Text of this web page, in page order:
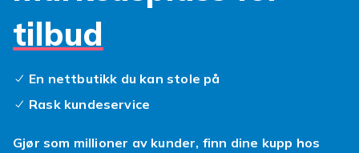
negler, gelnegler, akrylnegler eller kunstige
negler, finner du alt du trenger i vårt brede
sortiment. Neglepleie handler ikke bare om
neglene sunne og sterke på lang sikt.
Regelmessig bruk av negleolje og håndkrem
forhindre brekking og skjørhet. En god neglefil
tilbud
En nettbutikk du kan stole på
Rask kundeservice
Gjør som millioner av kunder, finn dine kupp hos